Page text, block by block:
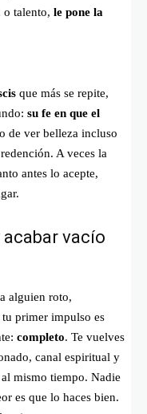
o talento, le pone la
que más se repite,
su fe en que el
de ver belleza incluso
A veces la
antes lo acepte,
acabar vacío
alguien roto,
primer impulso es
completo. Te vuelves
canal espiritual y
mismo tiempo. Nadie
es que lo haces bien.